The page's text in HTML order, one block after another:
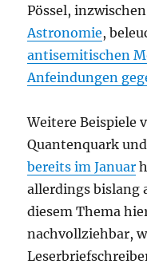
Pössel,
Astronomie,
antisemitischen
Anfeindungen
Weitere Beispiele
Quantenquark
bereits im Januar
allerdings bislang
diesem Thema
nachvollziehbar,